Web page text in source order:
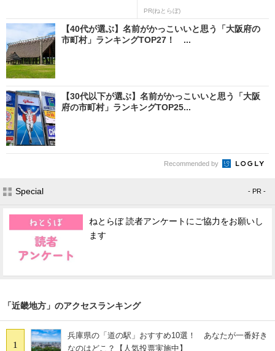
PR(ねとらぼ)
【40代が選ぶ】名前がかっこいいと思う「大阪府の
市町村」ランキングTOP27！ ...
【30代以下が選ぶ】名前がかっこいいと思う「大阪
府の市町村」ランキングTOP25...
Recommended by
Special - PR -
ねとらぼ 読者アンケートにご協力をお願いし
ます
「近畿地方」のアクセスランキング
1
兵庫県の「道の駅」おすすめ10選！ あなたが一番好き
なのはどこ？【人気投票実施中】